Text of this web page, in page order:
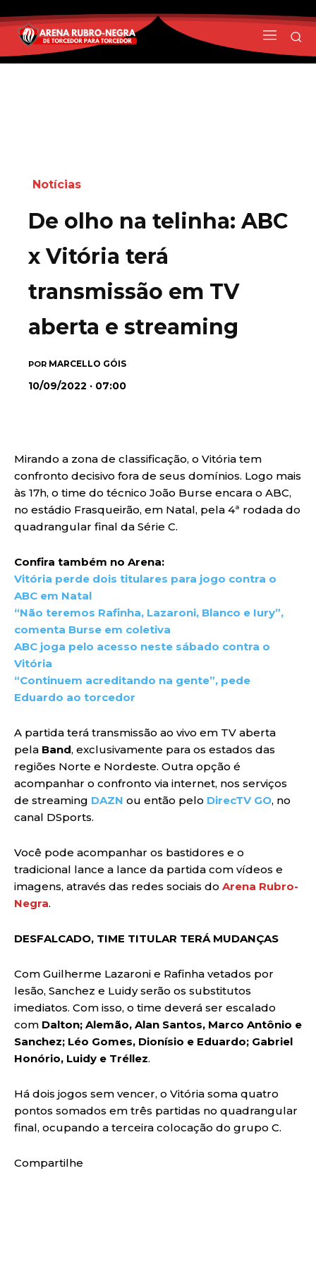
Notícias
De olho na telinha: ABC
x Vitória terá
transmissão em TV
aberta e streaming
POR MARCELLO GÓIS
10/09/2022 · 07:00
Mirando a zona de classificação, o Vitória tem
confronto decisivo fora de seus domínios. Logo mais
às 17h, o time do técnico João Burse encara o ABC,
no estádio Frasqueirão, em Natal, pela 4ª rodada do
quadrangular final da Série C.
Confira também no Arena:
Vitória perde dois titulares para jogo contra o
ABC em Natal
“Não teremos Rafinha, Lazaroni, Blanco e Iury”,
comenta Burse em coletiva
ABC joga pelo acesso neste sábado contra o
Vitória
“Continuem acreditando na gente”, pede
Eduardo ao torcedor
A partida terá transmissão ao vivo em TV aberta
pela Band, exclusivamente para os estados das
regiões Norte e Nordeste. Outra opção é
acompanhar o confronto via internet, nos serviços
de streaming DAZN ou então pelo DirecTV GO, no
canal DSports.
Você pode acompanhar os bastidores e o
tradicional lance a lance da partida com vídeos e
imagens, através das redes sociais do Arena Rubro-
Negra.
DESFALCADO, TIME TITULAR TERÁ MUDANÇAS
Com Guilherme Lazaroni e Rafinha vetados por
lesão, Sanchez e Luidy serão os substitutos
imediatos. Com isso, o time deverá ser escalado
com Dalton; Alemão, Alan Santos, Marco Antônio e
Sanchez; Léo Gomes, Dionísio e Eduardo; Gabriel
Honório, Luidy e Tréllez.
Há dois jogos sem vencer, o Vitória soma quatro
pontos somados em três partidas no quadrangular
final, ocupando a terceira colocação do grupo C.
Compartilhe